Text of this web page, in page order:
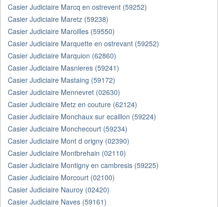
Casier Judiciaire Marcq en ostrevent (59252)
Casier Judiciaire Maretz (59238)
Casier Judiciaire Maroilles (59550)
Casier Judiciaire Marquette en ostrevant (59252)
Casier Judiciaire Marquion (62860)
Casier Judiciaire Masnieres (59241)
Casier Judiciaire Mastaing (59172)
Casier Judiciaire Mennevret (02630)
Casier Judiciaire Metz en couture (62124)
Casier Judiciaire Monchaux sur ecaillon (59224)
Casier Judiciaire Monchecourt (59234)
Casier Judiciaire Mont d origny (02390)
Casier Judiciaire Montbrehain (02110)
Casier Judiciaire Montigny en cambresis (59225)
Casier Judiciaire Morcourt (02100)
Casier Judiciaire Nauroy (02420)
Casier Judiciaire Naves (59161)